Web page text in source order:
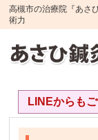
高槻市の治療院『あさ
術力
LINEからも